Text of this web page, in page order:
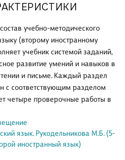
учебно-методического
(второму иностранному
учебник системой заданий,
развитие умений и навыков в
и письме. Каждый раздел
с соответствующим разделом
четыре проверочные работы в
язык. Рукодельникова М.Б. (5-
иностранный язык)